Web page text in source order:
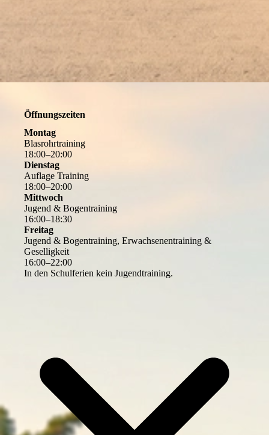
Öffnungszeiten
Montag
Blasrohrtraining
18:00–20:00
Dienstag
Auflage Training
18:00–20:00
Mittwoch
Jugend & Bogentraining
16:00–18:30
Freitag
Jugend & Bogentraining, Erwachsenentraining &
Geselligkeit
16:00–22:00
In den Schulferien kein Jugendtraining.